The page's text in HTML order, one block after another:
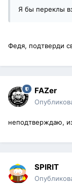
Я бы переклы
Федя, подтверди
FAZer
неподтверждаю,
SPIRIT